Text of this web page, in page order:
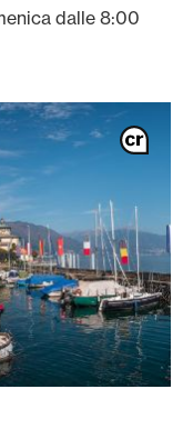
dalle 8:00